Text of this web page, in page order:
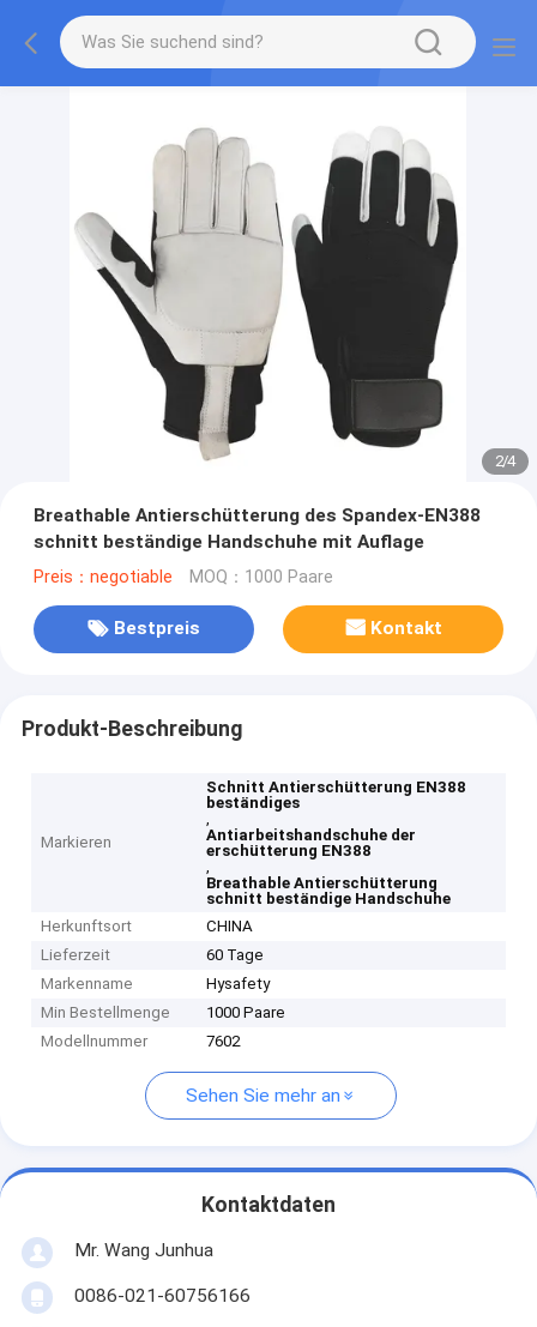
2/4
Breathable Antierschütterung des Spandex-EN388
schnitt beständige Handschuhe mit Auflage
Preis：negotiable MOQ：1000 Paare
Bestpreis Kontakt
Produkt-Beschreibung
Markieren
Schnitt Antierschütterung EN388
beständiges
,
Antiarbeitshandschuhe der
erschütterung EN388
,
Breathable Antierschütterung
schnitt beständige Handschuhe
Herkunftsort
CHINA
Lieferzeit
60 Tage
Markenname
Hysafety
Min Bestellmenge
1000 Paare
Modellnummer
7602
Sehen Sie mehr an
Kontaktdaten
Mr. Wang Junhua
0086-021-60756166